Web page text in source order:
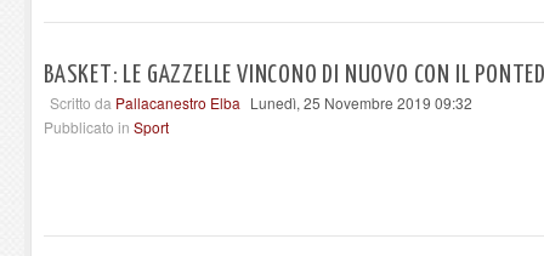
BASKET: LE GAZZELLE VINCONO DI NUOVO CON IL
Scritto da Pallacanestro Elba Lunedì, 25 Novembre 2019 09:32
Pubblicato in Sport